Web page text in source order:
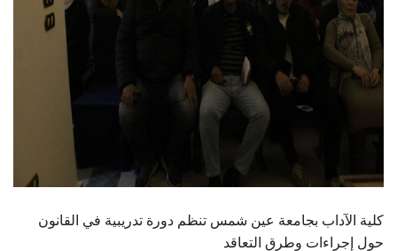
كلية الآداب بجامعة عين شمس تنظم دورة تدريبية في القانون
حول إجراءات وطرق التعاقد